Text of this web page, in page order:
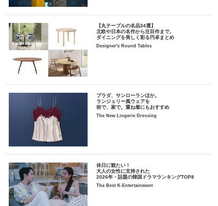
【丸テーブルの名品34選】
北欧や日本の名作から注目作まで。
ダイニングを美しく彩る円卓まとめ
Designer's Round Tables
プラダ、サンローランほか。
ランジェリー風ウェアを
街で、家で。重ね着にもおすすめ
The New Lingerie Dressing
休日に観たい！
大人の女性に支持された
2026年・話題の韓国ドラマランキングTOP8
The Best K-Entertainment